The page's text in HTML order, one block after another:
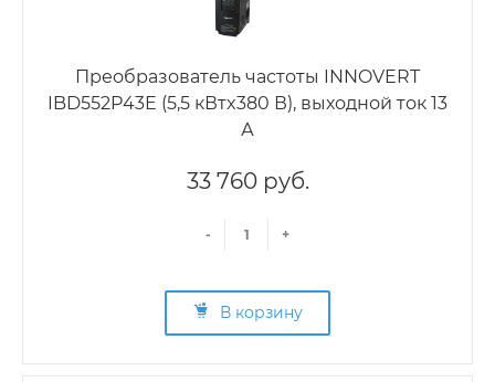
Преобразователь частоты INNOVERT
IBD552P43E (5,5 кВтx380 В), выходной ток 13
А
33 760 руб.
- +
В корзину